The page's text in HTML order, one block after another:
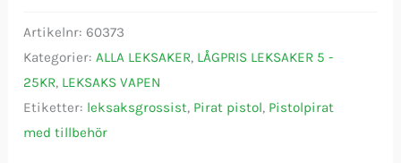
Artikelnr:60373
Kategorier:ALLA LEKSAKER, LÅGPRIS LEKSAKER 5 -
25KR, LEKSAKS VAPEN
Etiketter: leksaksgrossist, Pirat pistol, Pistolpirat
med tillbehör